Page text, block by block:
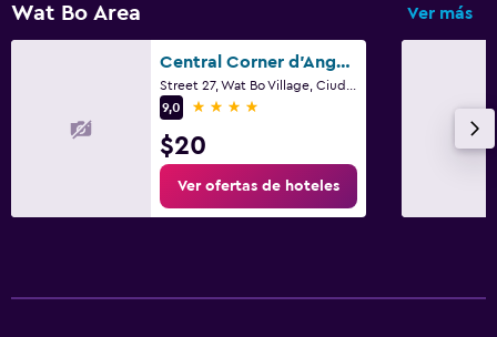
Wat Bo Area Ver más
Central Corner d'Angkor
9,0
4 estrellas
$20
Ver ofertas de hoteles